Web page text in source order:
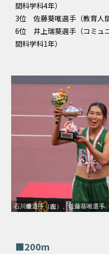
間科学科4年）
3位 佐藤葵唯選手（教育人
6位 井上瑞葵選手（コミュ
間科学科1年）
石川優選手（左）、佐藤葵唯選手
■200m